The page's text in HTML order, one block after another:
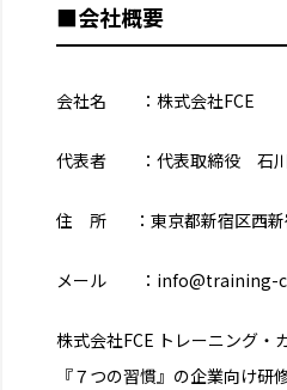
■会社概要
会社名 ：株式会社FCE
代表者 ：代表取締役 石
住 所 ：東京都新宿区西新
メール ：info@training-
株式会社FCE トレーニング・
『７つの習慣』の企業向け